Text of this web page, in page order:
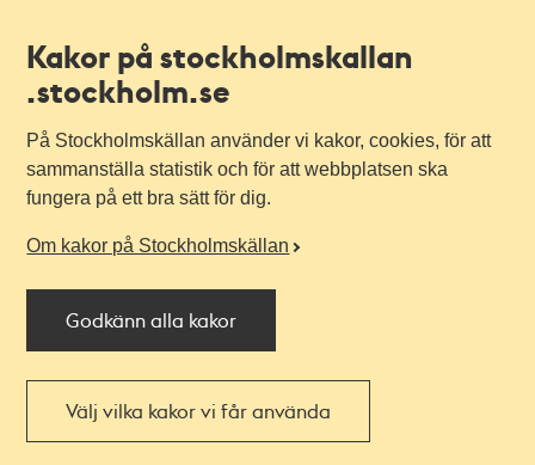
Kakor på stockholmskallan
.stockholm.se
På Stockholmskällan använder vi kakor, cookies, för att
sammanställa statistik och för att webbplatsen ska
fungera på ett bra sätt för dig.
Om kakor på Stockholmskällan
Godkänn alla kakor
Välj vilka kakor vi får använda